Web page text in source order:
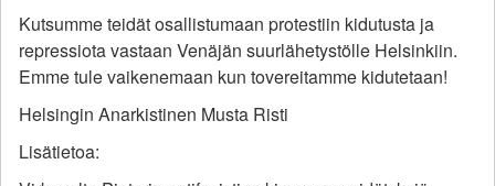
Kutsumme teidät osallistumaan protestiin kidutusta ja
repressiota vastaan Venäjän suurlähetystölle Helsinkiin.
Emme tule vaikenemaan kun tovereitamme kidutetaan!
Helsingin Anarkistinen Musta Risti
Lisätietoa: